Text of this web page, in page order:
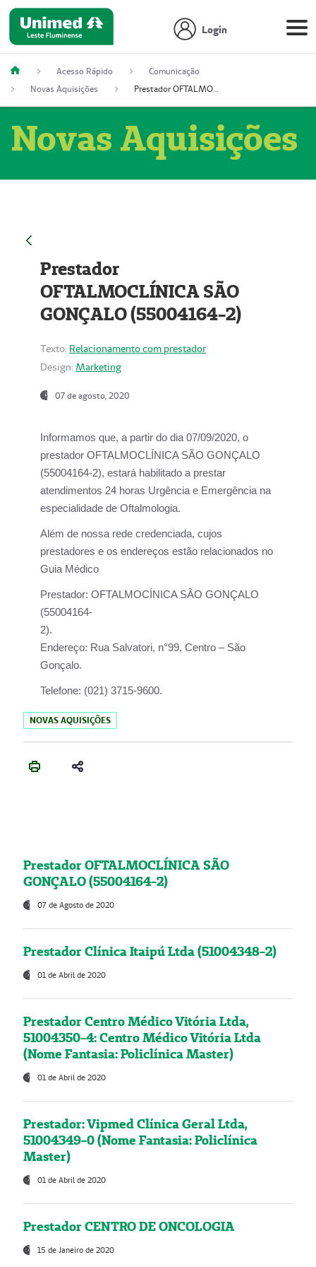
Login
Acesso Rápido
Comunicação
Novas Aquisições
Prestador OFTALMOCLÍNICA SÃO GONÇALO (55004164-2)
Novas Aquisições
Prestador
OFTALMOCLÍNICA SÃO
GONÇALO (55004164-2)
Texto: Relacionamento com prestador
Design: Marketing
07 de agosto, 2020
Informamos que, a partir do dia07/09/2020, o
prestador OFTALMOCLÍNICA SÃO GONÇALO
(55004164-2), estará habilitado a prestar
atendimentos 24 horas Urgência e Emergência na
especialidade de Oftalmologia.
Além de nossa rede credenciada, cujos
prestadores e os endereços estão relacionados no
Guia Médico
Prestador: OFTALMOCÍNICA SÃO GONÇALO
(55004164-
2).
Endereço: Rua Salvatori, n°99, Centro – São
Gonçalo.
Telefone: (021) 3715-9600.
NOVAS AQUISIÇÕES
Prestador OFTALMOCLÍNICA SÃO
GONÇALO (55004164-2)
07 de Agosto de 2020
Prestador Clínica Itaipú Ltda (51004348-2)
01 de Abril de 2020
Prestador Centro Médico Vitória Ltda,
51004350-4: Centro Médico Vitória Ltda
(Nome Fantasia: Policlínica Master)
01 de Abril de 2020
Prestador: Vipmed Clínica Geral Ltda,
51004349-0 (Nome Fantasia: Policlínica
Master)
01 de Abril de 2020
Prestador CENTRO DE ONCOLOGIA
15 de Janeiro de 2020